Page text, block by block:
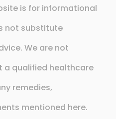
is for informational
not substitute
We are not
a qualified healthcare
remedies,
mentioned here.